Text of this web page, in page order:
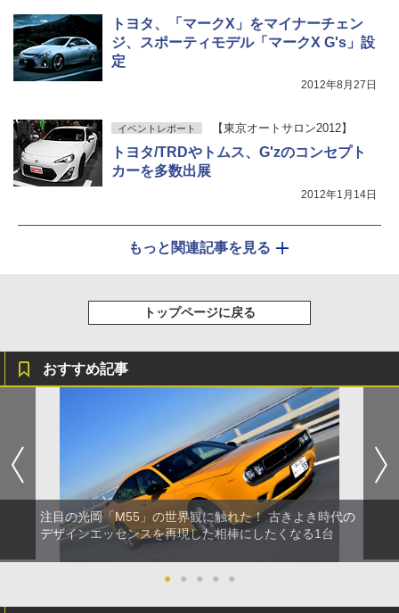
トヨタ、「マークX」をマイナーチェン
ジ、スポーティモデル「マークX G's」設
定
2012年8月27日
イベントレポート 【東京オートサロン2012】
トヨタ/TRDやトムス、G'zのコンセプト
カーを多数出展
2012年1月14日
もっと関連記事を見る
トップページに戻る
おすすめ記事
注目の光岡「M55」の世界観に触れた！ 古きよき時代の
デザインエッセンスを再現した相棒にしたくなる1台
● ● ● ● ●